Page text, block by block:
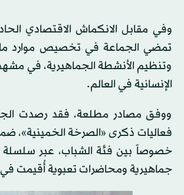
وفي مقابل الانكماش الاقتصادي
تمضي الجماعة في تخصيص موارد
وتنظيم الأنشطة الجماهيرية، في
الإنسانية في العالم.
ووفق مصادر مطلعة، فقد رصدت
فعاليات ذكرى «الصرخة الخمينية»،
خصوصاً بين فئة الشباب، عبر سلسلة
جماهيرية ومحاضرات تعبوية أُقيمت